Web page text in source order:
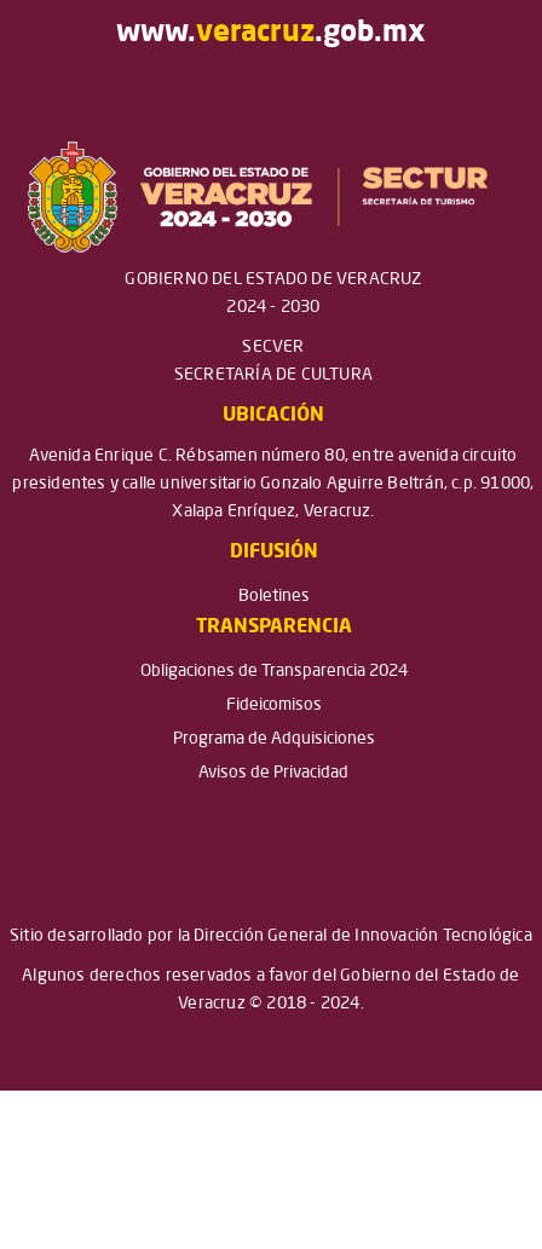
www.veracruz.gob.mx
GOBIERNO DEL ESTADO DE VERACRUZ
2024 - 2030
SECVER
SECRETARÍA DE CULTURA
UBICACIÓN
Avenida Enrique C. Rébsamen número 80, entre avenida circuito
presidentes y calle universitario Gonzalo Aguirre Beltrán, c.p. 91000,
Xalapa Enríquez, Veracruz.
DIFUSIÓN
Boletines
TRANSPARENCIA
Obligaciones de Transparencia 2024
Fideicomisos
Programa de Adquisiciones
Avisos de Privacidad
Sitio desarrollado por la Dirección General de Innovación Tecnológica
Algunos derechos reservados a favor del Gobierno del Estado de
Veracruz © 2018 - 2024.